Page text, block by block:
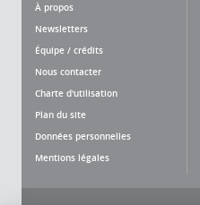
À propos
Newsletters
Équipe / crédits
Nous contacter
Charte d'utilisation
Plan du site
Données personnelles
Mentions légales